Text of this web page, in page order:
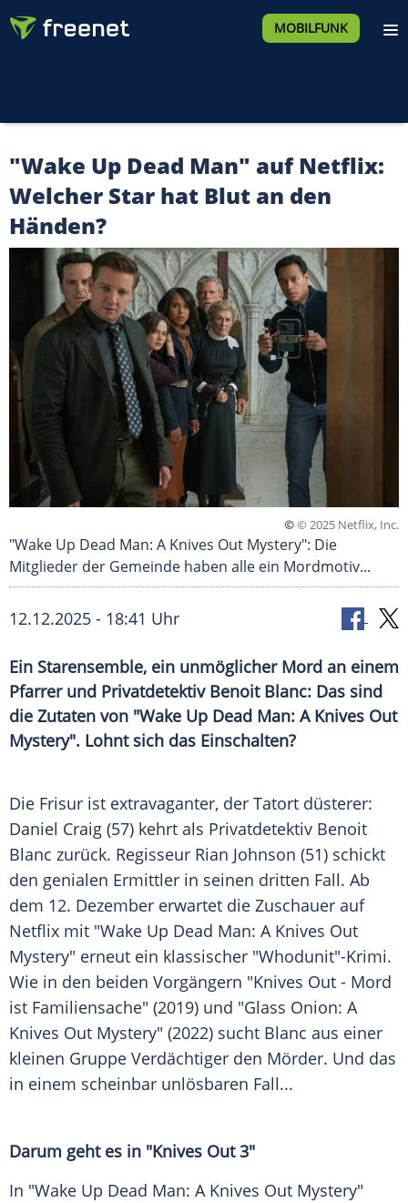
MOBILFUNK
"Wake Up Dead Man" auf Netflix:
Welcher Star hat Blut an den
Händen?
©© 2025 Netflix, Inc.
"Wake Up Dead Man: A Knives Out Mystery": Die
Mitglieder der Gemeinde haben alle ein Mordmotiv...
12.12.2025 - 18:41 Uhr
Ein Starensemble, ein unmöglicher Mord an einem
Pfarrer und Privatdetektiv Benoit Blanc: Das sind
die Zutaten von "Wake Up Dead Man: A Knives Out
Mystery". Lohnt sich das Einschalten?
Die Frisur ist extravaganter, der Tatort düsterer:
Daniel Craig (57) kehrt als Privatdetektiv Benoit
Blanc zurück. Regisseur Rian Johnson (51) schickt
den genialen Ermittler in seinen dritten Fall. Ab
dem 12. Dezember erwartet die Zuschauer auf
Netflix mit "Wake Up Dead Man: A Knives Out
Mystery" erneut ein klassischer "Whodunit"-Krimi.
Wie in den beiden Vorgängern "Knives Out - Mord
ist Familiensache" (2019) und "Glass Onion: A
Knives Out Mystery" (2022) sucht Blanc aus einer
kleinen Gruppe Verdächtiger den Mörder. Und das
in einem scheinbar unlösbaren Fall...
Darum geht es in "Knives Out 3"
In "Wake Up Dead Man: A Knives Out Mystery"